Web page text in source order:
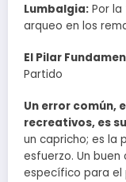
Lumbalgia: Por
arqueo en los
El Pilar
Partido
Un error común,
recreativos, es
un capricho; es la
esfuerzo. Un
específico para el